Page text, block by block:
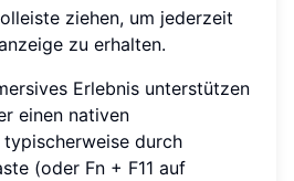
ziehen, um jederzeit
zu erhalten.
Erlebnis unterstützen
einen nativen
durch
(oder Fn + F11 auf